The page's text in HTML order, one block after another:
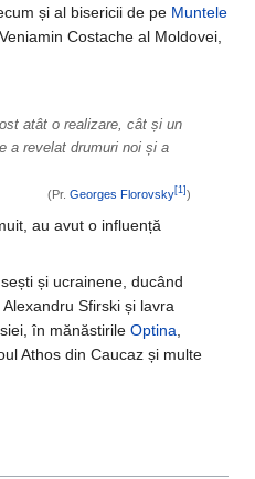
și al bisericii de pe Muntele
Costache al Moldovei,
atât o realizare, cât și un
a revelat drumuri noi și a
(Pr.Georges Florovsky[1])
au avut o influență
și ucrainene, ducând
Alexandru Sfirski și lavra
în mănăstirile Optina
Athos din Caucaz și multe